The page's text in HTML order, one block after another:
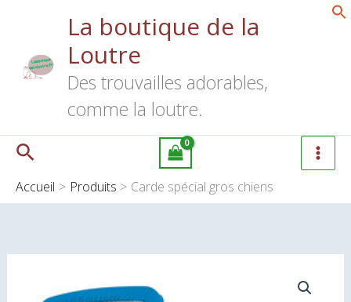
La boutique de la
Loutre
Des trouvailles adorables,
comme la loutre.
Rechercher
Accueil Produits Carde spécial gros chiens
chiens